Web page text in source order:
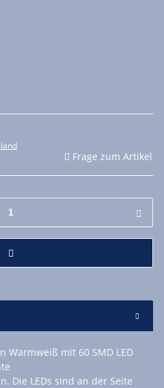
Frage zum Artikel
Warmweiß mit 60 SMD LED
Die LEDs sind an der Seite